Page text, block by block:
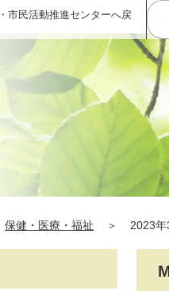
市民活動推進センターへ戻
保健・医療・福祉 ＞ 2023